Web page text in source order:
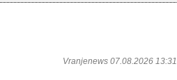
Vranjenews 07.08.2026 13:31